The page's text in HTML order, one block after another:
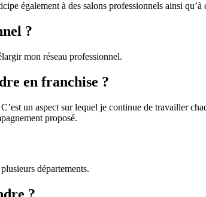
également à des salons professionnels ainsi qu’à
?
mon réseau professionnel.
en franchise ?
un aspect sur lequel je continue de travailler
proposé.
départements.
?